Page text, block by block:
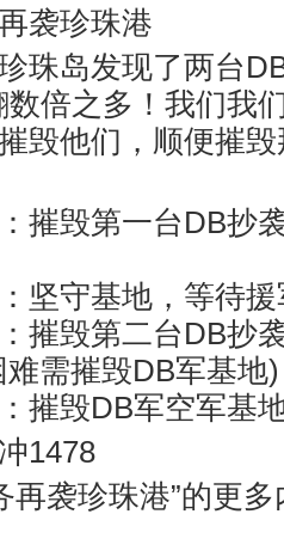
袭珍珠港
岛发现了两台
倍之多！我们我
毁他们，顺便摧
毁第一台DB抄
守基地，等待援
毁第二台DB抄
需摧毁DB军基地)
毁DB军空军基
1478
再袭珍珠港”的更